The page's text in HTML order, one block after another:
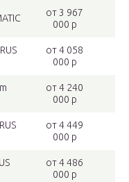
от 3 967
000 р
от 4 058
000 р
от 4 240
000 р
от 4 449
000 р
от 4 486
000 р